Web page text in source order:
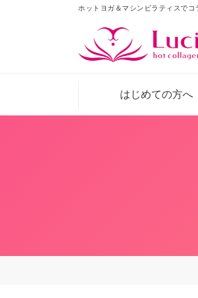
ホットヨガ＆マシンピラティスで
はじめての方へ